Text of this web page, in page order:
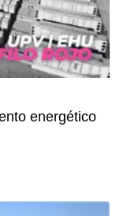
energético